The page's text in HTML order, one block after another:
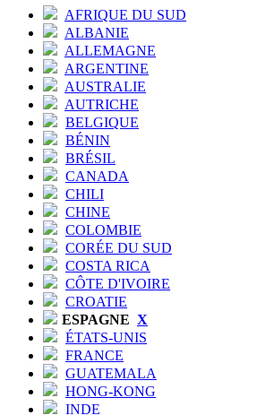
AFRIQUE DU SUD
ALBANIE
ALLEMAGNE
ARGENTINE
AUSTRALIE
AUTRICHE
BELGIQUE
BÉNIN
BRÉSIL
CANADA
CHILI
CHINE
COLOMBIE
CORÉE DU SUD
COSTA RICA
CÔTE D'IVOIRE
CROATIE
ESPAGNE X
ÉTATS-UNIS
FRANCE
GUATEMALA
HONG-KONG
INDE